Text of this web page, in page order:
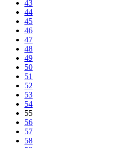
43
44
45
46
47
48
49
50
51
52
53
54
55
56
57
58